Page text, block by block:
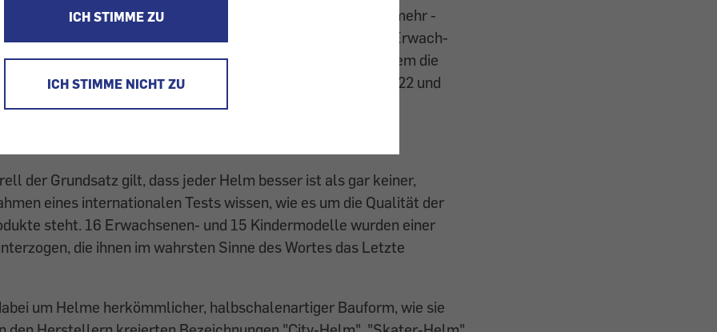
ICH STIMME ZU
ICH STIMME NICHT ZU
Skipisten, sondern auch im Straßenverkehr sitzt auf immer mehr
schützender Helm. Entsprechend groß ist das Angebot an Erwach­
mit teils deutlichen Preisdifferenzen. Vor allem die
schwanken stark: mit Richtpreisen zwischen 22 und
der Grundsatz gilt, dass jeder Helm besser ist als gar keiner,
eines internationalen Tests wissen, wie es um die Qualität der
steht. 16 Erwachsenen- und 15 Kindermodelle wurden einer
die ihnen im wahrsten Sinne des Wortes das Letzte
um Helme herkömm­licher, halbschalenartiger Bauform, wie sie